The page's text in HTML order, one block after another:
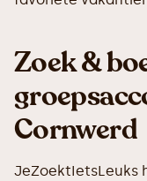
Zoek &
Cornwerd
JeZoektIetsLeuks